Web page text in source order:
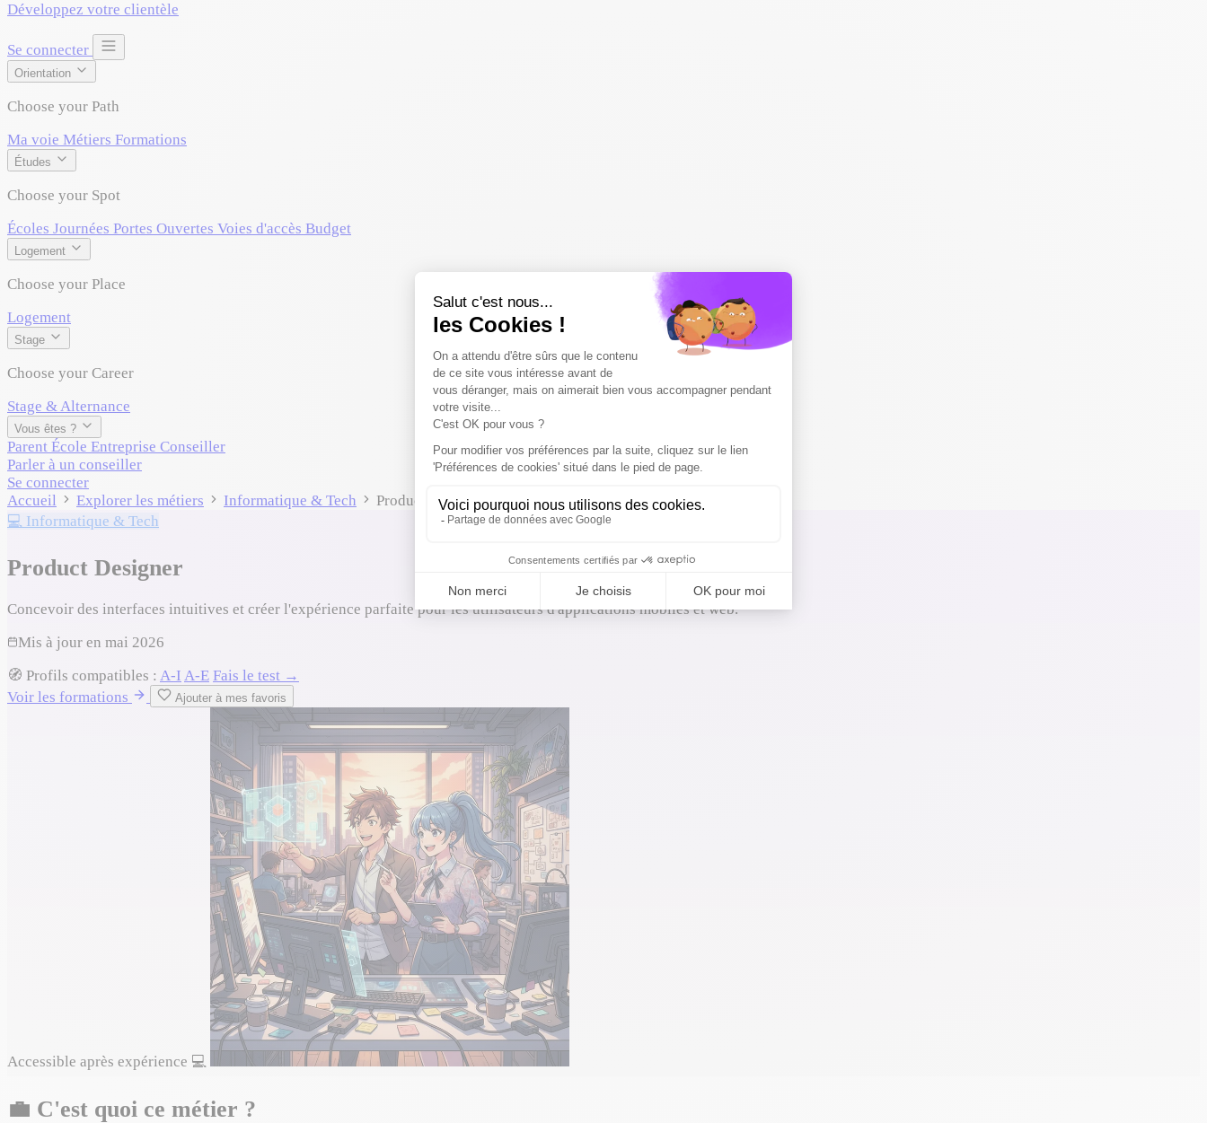
Développez votre clientèle
Se connecter
Orientation
Choose your Path
Ma voie Métiers Formations
Études
Choose your Spot
Écoles Journées Portes Ouvertes Voies d'accès Budget
Logement
Choose your Place
Logement
Stage
Choose your Career
Stage & Alternance
Vous êtes ?
Parent École Entreprise Conseiller
Parler à un conseiller
Se connecter
Accueil
Explorer les métiers Informatique & Tech
Product Designer
💻 Informatique & Tech
Product Designer
Concevoir des interfaces intuitives et créer l'expérience parfaite pour les utilisateurs d'applications mobiles et web.
Mis à jour en mai 2026
🧭 Profils compatibles : A-I A-E Fais le test →
Voir les formations
Ajouter à mes favoris
Accessible après expérience 💻
💼 C'est quoi ce métier ?